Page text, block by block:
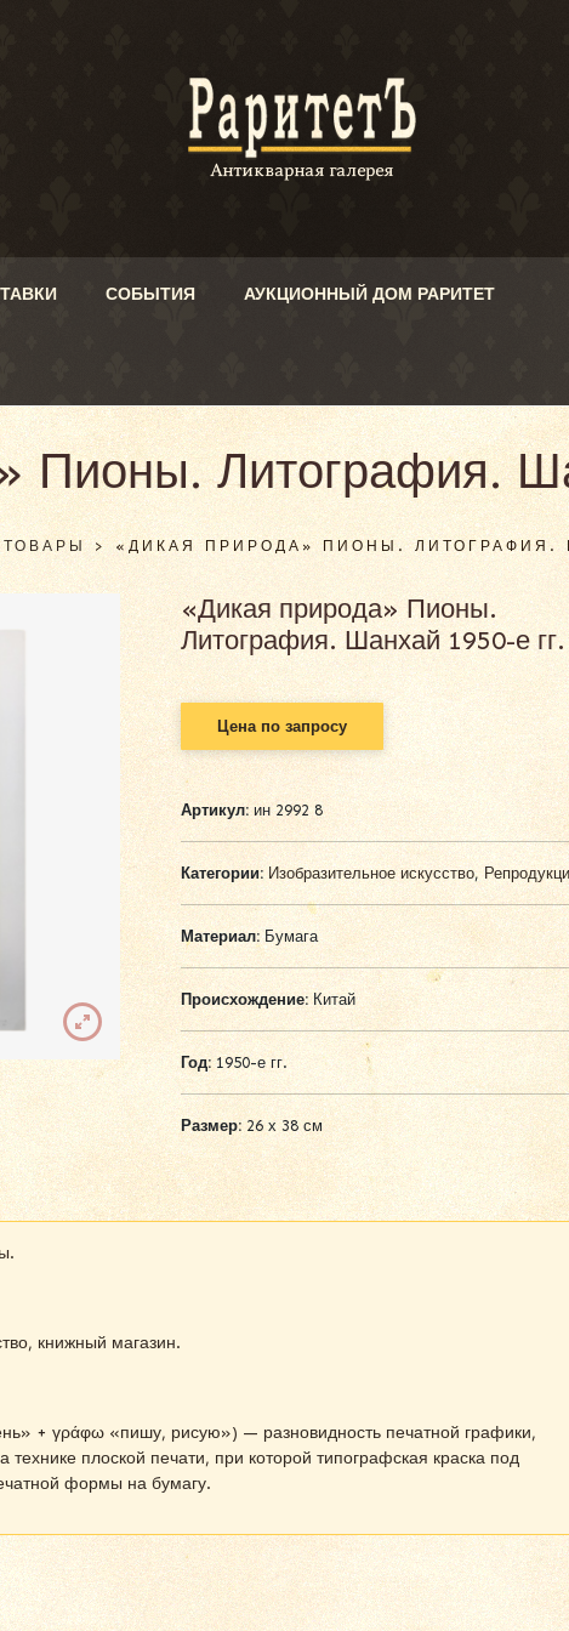
СОБЫТИЯ АУКЦИОННЫЙ ДОМ РАРИТЕТ
Пионы. Литография.
ТОВАРЫ> «ДИКАЯ ПРИРОДА» ПИОНЫ. ЛИТОГРАФИЯ.
«Дикая природа» Пионы.
Литография. Шанхай 1950-е гг.
Цена по запросу
Артикул:ин 2992 8
Категории: Изобразительное искусство,
Материал:Бумага
Происхождение:Китай
Год:1950-е гг.
Размер:26 х 38 см
книжный магазин.
+ γράφω «пишу, рисую») — разновидность печатной графики,
плоской печати, при которой типографская краска под
формы на бумагу.